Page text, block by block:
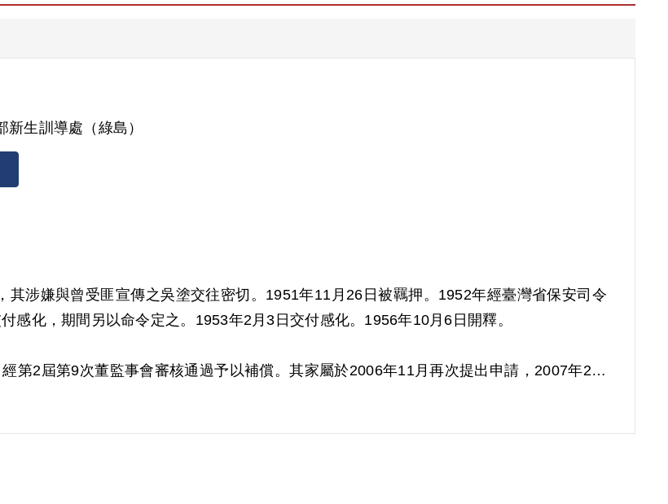
生訓導處（綠島）
涉嫌與曾受匪宣傳之吳塗交往密切。1951年11月26日被羈押。1952年經臺灣省保安司令
感化，期間另以命令定之。1953年2月3日交付感化。1956年10月6日開釋。
第2屆第9次董監事會審核通過予以補償。其家屬於2006年11月再次提出申請，2007年2月
決認定其與共同被告吳塗交往密切，該吳塗既曾受匪宣傳，其難免受其影響，應予交付感